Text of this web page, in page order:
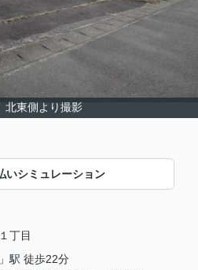
北東側より撮影
いシミュレーション
１丁目
」駅 徒歩22分